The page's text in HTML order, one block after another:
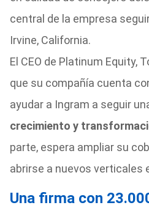
central de la empresa
Irvine, California.
El CEO de Platinum Equity,
que su compañía cuenta
ayudar a Ingram a seguir
crecimiento y
parte, espera ampliar su
abrirse a nuevos verticales
Una firma con